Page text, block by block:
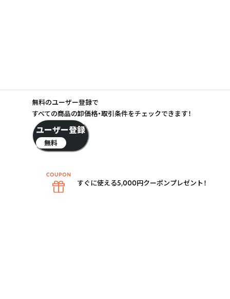
無料のユーザー登録で
すべての商品の卸価格・取引条件をチェックできます！
ユーザー登録
無料
すぐに使える5,000円クーポンプレゼント！